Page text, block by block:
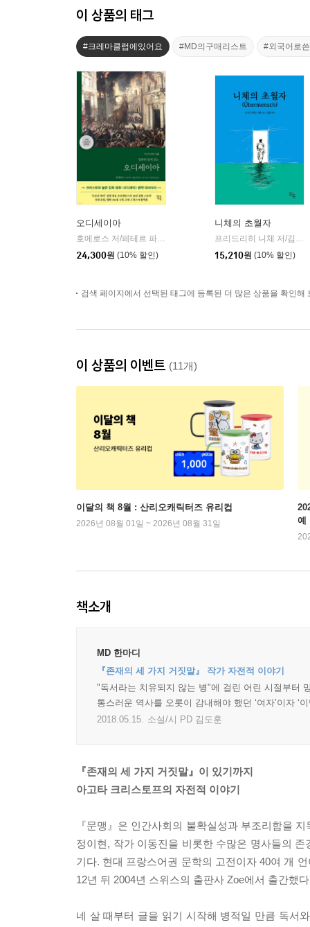
이 상품의 태그
#크레마클럽에있어요 #MD의구매리스트 #외국어로
오디세이아
호메로스 저/페테르 파울 루벤스 그림/박문재 역 |
현대지성
24,300원 (10% 할인)
니체의 초월자
프리드리히 니체 저/김철 편역
15,210원 (10% 할인)
검색 페이지에서 선택된 태그에 등록된 더 많은 상품을 확인해
이 상품의 이벤트 (11개)
이달의 책 8월 : 산리오캐릭터즈 유리컵
2026년 08월 01일 ~ 2026년 08월 31일
예
책소개
MD 한마디
『존재의 세 가지 거짓말』 작가 자전적 이야기
"독서라는 치유되지 않는 병"에 걸린 어린 시절부터
통스러운 역사를 오롯이 감내해야 했던 ‘여자’이자
2018.05.15. 소설/시 PD 김도훈
『존재의 세 가지 거짓말』이 있기까지
아고타 크리스토프의 자전적 이야기
『문맹』은 인간사회의 불확실성과 부조리함을
정이현, 작가 이동진을 비롯한 수많은 명사들의
기다. 현대 프랑스어권 문학의 고전이자 40여 개
12년 뒤 2004년 스위스의 출판사 Zoe에서 출간했
네 살 때부터 글을 읽기 시작해 병적일 만큼 독서